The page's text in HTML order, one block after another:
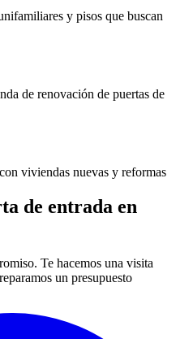
y pisos que buscan
de renovación de puertas de
viviendas nuevas y reformas
de entrada en
Te hacemos una visita
un presupuesto